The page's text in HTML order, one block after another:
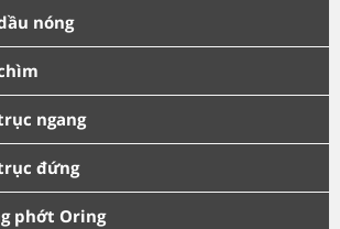
nóng
ngang
đứng
phớt Oring